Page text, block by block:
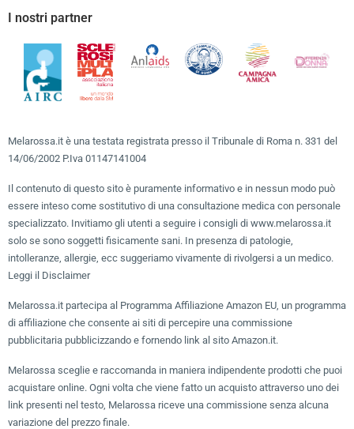
I nostri partner
Melarossa.it è una testata registrata presso il Tribunale di Roma n. 331 del
14/06/2002 P.Iva 01147141004
Il contenuto di questo sito è puramente informativo e in nessun modo può
essere inteso come sostitutivo di una consultazione medica con personale
specializzato. Invitiamo gli utenti a seguire i consigli di www.melarossa.it
solo se sono soggetti fisicamente sani. In presenza di patologie,
intolleranze, allergie, ecc suggeriamo vivamente di rivolgersi a un medico.
Leggi il Disclaimer
Melarossa.it partecipa al Programma Affiliazione Amazon EU, un programma
di affiliazione che consente ai siti di percepire una commissione
pubblicitaria pubblicizzando e fornendo link al sito Amazon.it.
Melarossa sceglie e raccomanda in maniera indipendente prodotti che puoi
acquistare online. Ogni volta che viene fatto un acquisto attraverso uno dei
link presenti nel testo, Melarossa riceve una commissione senza alcuna
variazione del prezzo finale.